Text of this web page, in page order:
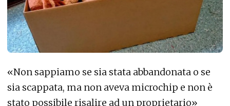
«Non sappiamo se sia stata abbandonata o se
sia scappata, ma non aveva microchip e non è
stato possibile risalire ad un proprietario»